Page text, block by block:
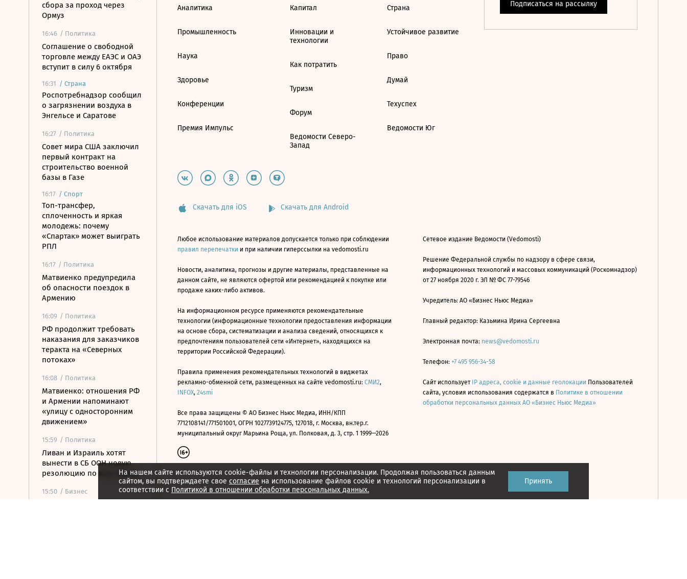
сбора за проход через
Ормуз
16:46 / Политика
Соглашение о свободной
торговле между ЕАЭС и ОАЭ
вступит в силу 6 октября
16:31 / Страна
Роспотребнадзор сообщил
о загрязнении воздуха в
Энгельсе и Саратове
16:27 / Политика
Совет мира США заключил
первый контракт на
строительство военной
базы в Газе
16:17 / Спорт
Топ-трансфер,
сплоченность и яркая
молодежь: почему
«Спартак» может выиграть
РПЛ
16:17 / Политика
Матвиенко предупредила
об опасности поездок в
Армению
16:09 / Политика
РФ продолжит требовать
наказания для заказчиков
теракта на «Северных
потоках»
16:08 / Политика
Матвиенко: отношения РФ
и Армении напоминают
«улицу с односторонним
движением»
15:59 / Политика
Ливан и Израиль хотят
вынести в СБ ООН новую
резолюцию по югу страны
15:50 / Бизнес
На нашем сайте используются cookie-файлы и технологии персонализации. Продолжая пользоваться данным
сайтом, вы подтверждаете свое согласие на использование файлов cookie и технологий персонализации в
соответствии с Политикой в отношении обработки персональных данных.
Принять
Аналитика
Промышленность
Наука
Здоровье
Конференции
Премия Импульс
Капитал
Инновации и
технологии
Как потратить
Туризм
Форум
Ведомости Северо-
Запад
Страна
Устойчивое развитие
Право
Думай
Техуспех
Ведомости Юг
Скачать для iOS Скачать для Android
Любое использование материалов допускается только при соблюдении
правил перепечатки и при наличии гиперссылки на vedomosti.ru
Новости, аналитика, прогнозы и другие материалы, представленные на
данном сайте, не являются офертой или рекомендацией к покупке или
продаже каких-либо активов.
На информационном ресурсе применяются рекомендательные
технологии (информационные технологии предоставления информации
на основе сбора, систематизации и анализа сведений, относящихся к
предпочтениям пользователей сети «Интернет», находящихся на
территории Российской Федерации).
Правила применения рекомендательных технологий в виджетах
рекламно-обменной сети, размещенных на сайте vedomosti.ru: СМИ2,
INFOX, 24smi
Все права защищены © АО Бизнес Ньюс Медиа, ИНН/КПП
7712108141/771501001, ОГРН 1027739124775, 127018, г. Москва, вн.тер.г.
муниципальный округ Марьина Роща, ул. Полковая, д. 3, стр. 1 1999—2026
Сетевое издание Ведомости (Vedomosti)
Решение Федеральной службы по надзору в сфере связи,
информационных технологий и массовых коммуникаций (Роскомнадзор)
от 27 ноября 2020 г. ЭЛ № ФС 77-79546
Учредитель: АО «Бизнес Ньюс Медиа»
Главный редактор: Казьмина Ирина Сергеевна
Электронная почта: news@vedomosti.ru
Телефон: +7 495 956-34-58
Сайт использует IP адреса, cookie и данные геолокации Пользователей
сайта, условия использования содержатся в Политике в отношении
обработки персональных данных АО «Бизнес Ньюс Медиа»